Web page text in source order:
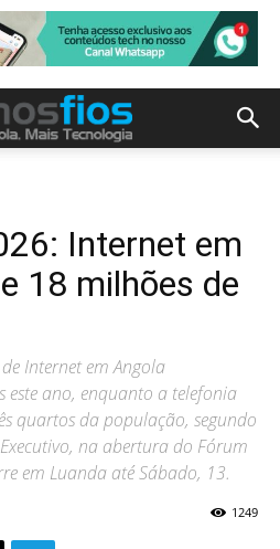
Internet em
18 milhões de
Internet em Angola
este ano, enquanto a telefonia
quartos da população, segundo
na abertura do Fórum
em Luanda até Sábado, 13.
1249